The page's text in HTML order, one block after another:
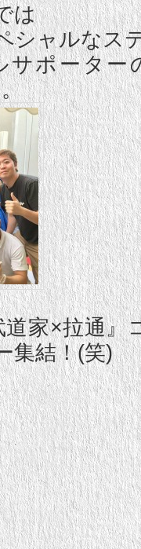
は
シャルなス
ポーター
家×拉通』
集結！(笑)